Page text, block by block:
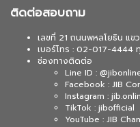
ติดต่อสอบถาม
เลขที่ 21 ถนนพหลโยธิน แข
เบอร์โทร : 02-017-4444
ช่องทางติดต่อ
Line ID :
Facebook : JIB
Instagram :
TikTok : jibofficial
YouTube : JIB